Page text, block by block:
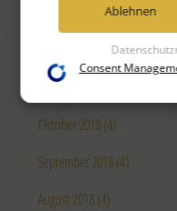
Januar 2019 (4)
Dezember 2018 (4)
November 2018 (4)
Oktober 2018 (4)
September 2018 (4)
August 2018 (4)
Products) führen
weiteren Daten
(bspw. anhand eines
im Rahmen Ihrer
(bspw. Nutzungsdaten
Nutzung von
widerrufen, indem Sie
Zwecke der
Ablehnen
Consent